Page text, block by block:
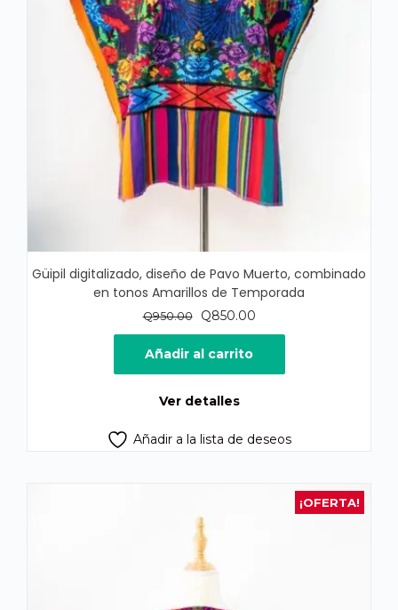
Güipil digitalizado, diseño de Pavo Muerto, combinado
en tonos Amarillos de Temporada
Q950.00
El
precio
original
era:
Q850.00El
precio
es:
Añadir al carrito
Ver detalles
Añadir a la lista de deseos
¡OFERTA!